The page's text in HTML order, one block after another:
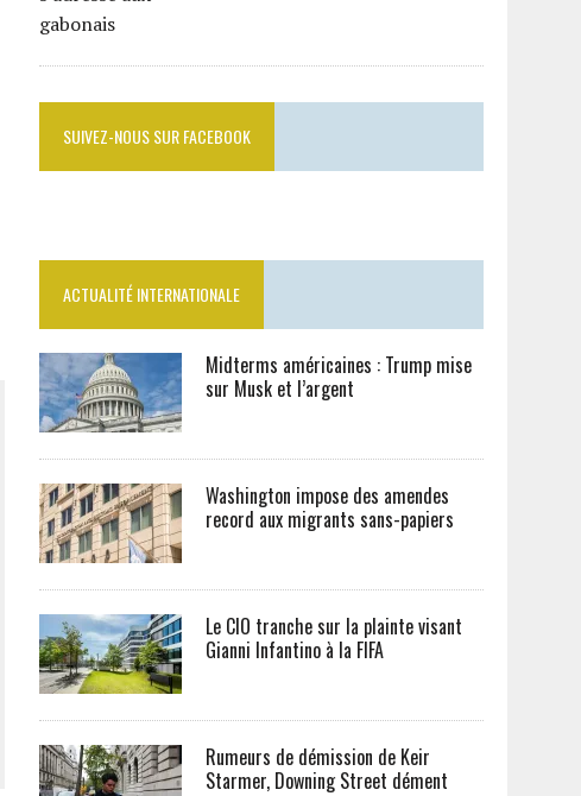
SUIVEZ-NOUS SUR FACEBOOK
ACTUALITÉ INTERNATIONALE
Midterms américaines : Trump mise
sur Musk et l’argent
Washington impose des amendes
record aux migrants sans-papiers
Le CIO tranche sur la plainte visant
Gianni Infantino à la FIFA
Rumeurs de démission de Keir
Starmer, Downing Street dément